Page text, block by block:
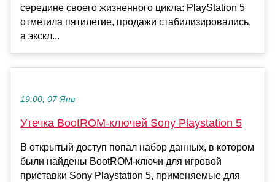
середине своего жизненного цикла: PlayStation 5
отметила пятилетие, продажи стабилизировались,
а экскл...
19:00, 07 Янв
Утечка BootROM-ключей Sony Playstation 5
В открытый доступ попал набор данных, в котором
были найдены BootROM-ключи для игровой
приставки Sony Playstation 5, применяемые для